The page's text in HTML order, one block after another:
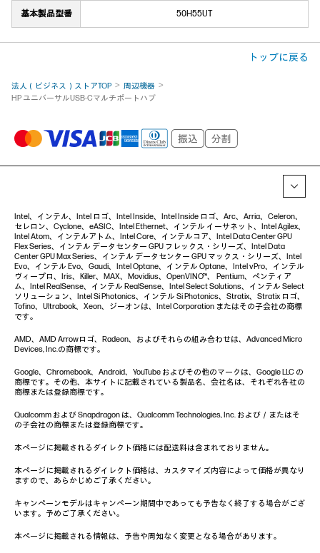
基本製品型番 50H55UT
トップに戻る
法人（ビジネス）ストアTOP
周辺機器
HP ユニバーサルUSB-Cマルチポートハブ
Intel、インテル、Intel ロゴ、Intel Inside、Intel Inside ロゴ、Arc、Arria、Celeron、
セレロン、Cyclone、eASIC、Intel Ethernet、インテル イーサネット、Intel Agilex、
Intel Atom、インテルアトム、Intel Core、インテルコア、Intel Data Center GPU
Flex Series、インテル データセンター GPU フレックス・シリーズ、Intel Data
Center GPU Max Series、インテル データセンター GPU マックス・シリーズ、Intel
Evo、インテル Evo、Gaudi、Intel Optane、インテル Optane、Intel vPro、インテル
ヴィープロ、Iris、Killer、MAX、Movidius、OpenVINO™、 Pentium、ペンティア
ム、Intel RealSense、インテル RealSense、Intel Select Solutions、インテル Select
ソリューション、Intel Si Photonics、インテル Si Photonics、Stratix、Stratix ロゴ、
Tofino、Ultrabook、Xeon、ジーオンは、Intel Corporation またはその子会社の商標
です。
AMD、AMD Arrowロゴ、Radeon、およびそれらの組み合わせは、Advanced Micro
Devices, Inc.の商標です。
Google、Chromebook、Android、YouTube およびその他のマークは、Google LLC の
商標です。その他、本サイトに記載されている製品名、会社名は、それぞれ各社の
商標または登録商標です。
Qualcomm および Snapdragon は、Qualcomm Technologies, Inc. および／またはそ
の子会社の商標または登録商標です。
本ページに掲載されるダイレクト価格には配送料は含まれておりません。
本ページに掲載されるダイレクト価格は、カスタマイズ内容によって価格が異なり
ますので、あらかじめご了承ください。
キャンペーンモデルはキャンペーン期間中であっても予告なく終了する場合がござ
います。予めご了承ください。
本ページに掲載される情報は、予告や周知なく変更となる場合があります。